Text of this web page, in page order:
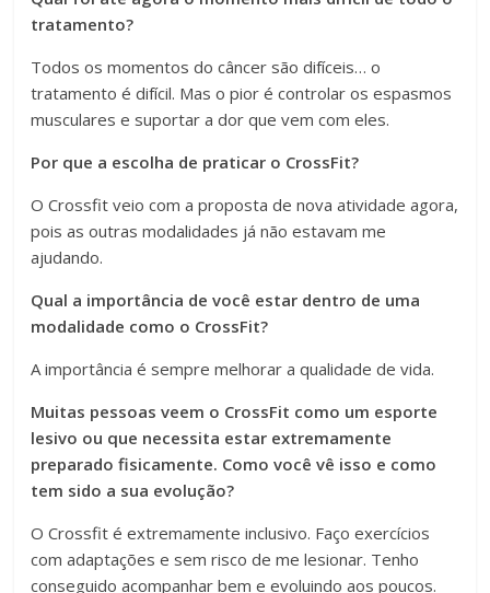
tratamento?
Todos os momentos do câncer são difíceis… o
tratamento é difícil. Mas o pior é controlar os espasmos
musculares e suportar a dor que vem com eles.
Por que a escolha de praticar o CrossFit?
O Crossfit veio com a proposta de nova atividade agora,
pois as outras modalidades já não estavam me
ajudando.
Qual a importância de você estar dentro de uma
modalidade como o CrossFit?
A importância é sempre melhorar a qualidade de vida.
Muitas pessoas veem o CrossFit como um esporte
lesivo ou que necessita estar extremamente
preparado fisicamente. Como você vê isso e como
tem sido a sua evolução?
O Crossfit é extremamente inclusivo. Faço exercícios
com adaptações e sem risco de me lesionar. Tenho
conseguido acompanhar bem e evoluindo aos poucos.